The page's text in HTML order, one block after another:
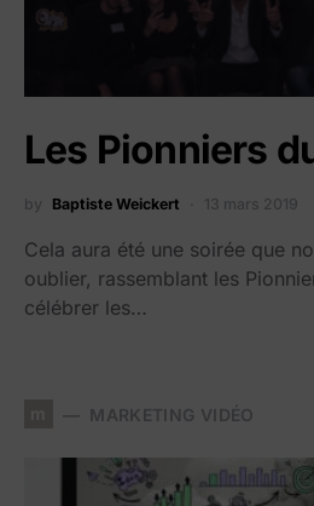
Les Pionniers
by Baptiste Weickert 13 mars 2019
Cela aura été une soirée que
oublier, rassemblant les
célébrer les…
MARKETING VIDÉO